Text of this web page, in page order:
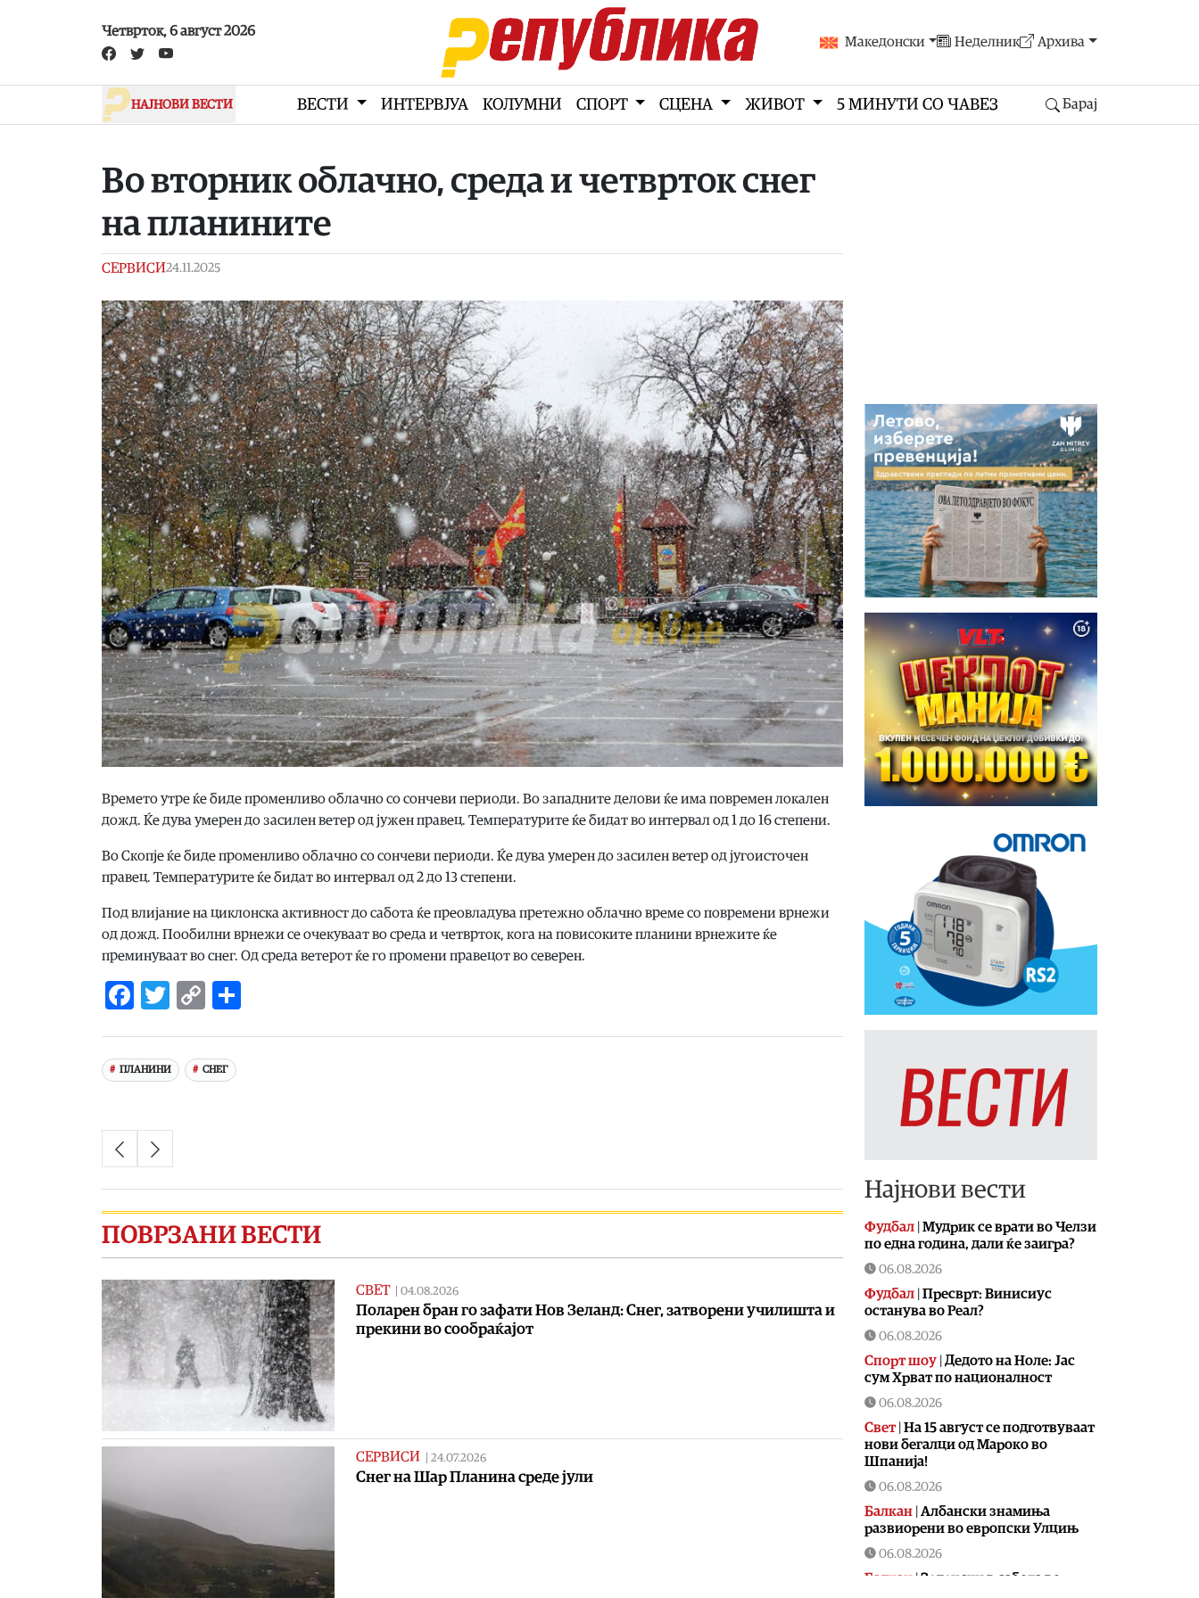
Четврток, 6 август 2026
Македонски Неделник Архива
НАЈНОВИ ВЕСТИ ВЕСТИ ИНТЕРВЈУА КОЛУМНИ СПОРТ СЦЕНА ЖИВОТ 5 МИНУТИ СО ЧАВЕЗ Барај
Во вторник облачно, среда и четврток снег
на планините
СЕРВИСИ24.11.2025
Времето утре ќе биде променливо облачно со сончеви периоди. Во западните делови ќе има повремен локален
дожд. Ќе дува умерен до засилен ветер од јужен правец. Температурите ќе бидат во интервал од 1 до 16 степени.
Во Скопје ќе биде променливо облачно со сончеви периоди. Ќе дува умерен до засилен ветер од југоисточен
правец. Температурите ќе бидат во интервал од 2 до 13 степени.
Под влијание на циклонска активност до сабота ќе преовладува претежно облачно време со повремени врнежи
од дожд. Пообилни врнежи се очекуваат во среда и четврток, кога на повисоките планини врнежите ќе
преминуваат во снег. Од среда ветерот ќе го промени правецот во северен.
Facebook
Twitter
Copy
ПЛАНИНИ СНЕГ
ПОВРЗАНИ ВЕСТИ
СВЕТ | 04.08.2026
Поларен бран го зафати Нов Зеланд: Снег, затворени училишта и
прекини во сообраќајот
СЕРВИСИ | 24.07.2026
Снег на Шар Планина среде јули
Најнови вести
Фудбал | Мудрик се врати во Челзи
по една година, дали ќе заигра?
06.08.2026
Фудбал | Пресврт: Винисиус
останува во Реал?
06.08.2026
Спорт шоу | Дедото на Ноле: Јас
сум Хрват по националност
06.08.2026
Свет| На 15 август се подготвуваат
нови бегалци од Мароко во
Шпанија!
06.08.2026
Балкан | Албански знамиња
развиорени во европски Улцињ
06.08.2026
Балкан |Зеленски в сабота во